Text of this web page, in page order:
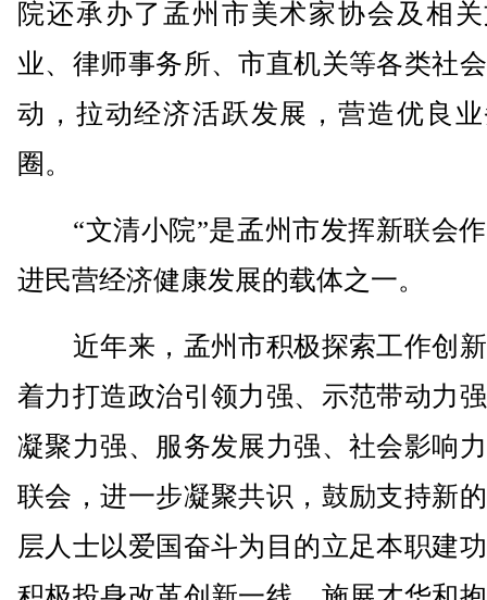
院还承办了孟州市美术家协会及相
业、律师事务所、市直机关等各类社
动，拉动经济活跃发展，营造优良
圈。
“文清小院”是孟州市发挥新联会
进民营经济健康发展的载体之一。
近年来，孟州市积极探索工作创
着力打造政治引领力强、示范带动力
凝聚力强、服务发展力强、社会影响
联会，进一步凝聚共识，鼓励支持新
层人士以爱国奋斗为目的立足本职建